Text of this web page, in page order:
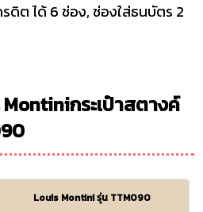
รดิต ได้ 6 ช่อง, ช่องใส่ธนบัตร 2
กระเป๋าสตางค์
Louis Montini รุ่น TTM090